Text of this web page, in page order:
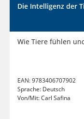
Die Intelligenz der
Wie Tiere fühlen
EAN:9783406707902
Sprache: Deutsch
Von/Mit:Carl Safina